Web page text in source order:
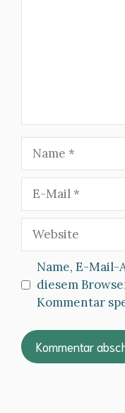
Mail
Website
Name, E-Mail-
diesem
Kommentar